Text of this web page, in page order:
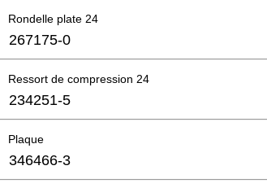
Rondelle plate 24
267175-0
Ressort de compression 24
234251-5
Plaque
346466-3